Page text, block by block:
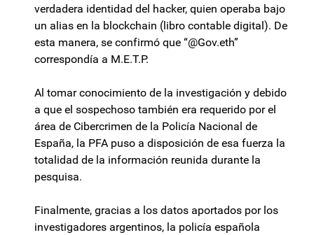
verdadera identidad del hacker, quien operaba bajo
un alias en la blockchain (libro contable digital). De
esta manera, se confirmó que “@Gov.eth”
correspondía a M.E.T.P.
Al tomar conocimiento de la investigación y debido
a que el sospechoso también era requerido por el
área de Cibercrimen de la Policía Nacional de
España, la PFA puso a disposición de esa fuerza la
totalidad de la información reunida durante la
pesquisa.
Finalmente, gracias a los datos aportados por los
investigadores argentinos, la policía española